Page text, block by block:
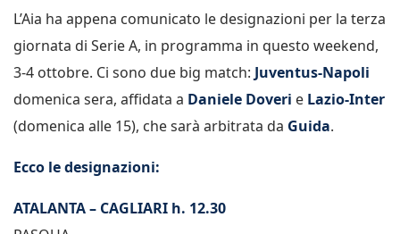
L’Aia ha appena comunicato le designazioni per la terza
giornata di Serie A, in programma in questo weekend,
3-4 ottobre. Ci sono due big match: Juventus-Napoli
domenica sera, affidata a Daniele Doveri e Lazio-Inter
(domenica alle 15), che sarà arbitrata da Guida.
Ecco le designazioni:
ATALANTA – CAGLIARI h. 12.30